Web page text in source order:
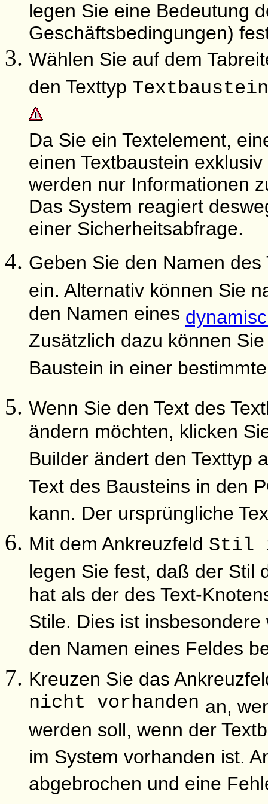
legen Sie eine Bedeutung
Geschäftsbedingungen)
Wählen Sie auf dem
den Texttyp Textbaustein
Da Sie ein Textelement,
einen Textbaustein
werden nur Informationen
Das System reagiert
einer Sicherheitsabfrage.
Geben Sie den Namen
ein. Alternativ können Sie
den Namen eines
Zusätzlich dazu können
Baustein in einer
Wenn Sie den Text des
ändern möchten, klicken
Builder ändert den Texttyp
Text des Bausteins in den
kann. Der ursprüngliche
Mit dem Ankreuzfeld Stil
legen Sie fest, daß der Stil
hat als der des Text-
Stile. Dies ist
den Namen eines Feldes
Kreuzen Sie das
nicht vorhanden an,
werden soll, wenn der
im System vorhanden ist.
abgebrochen und eine